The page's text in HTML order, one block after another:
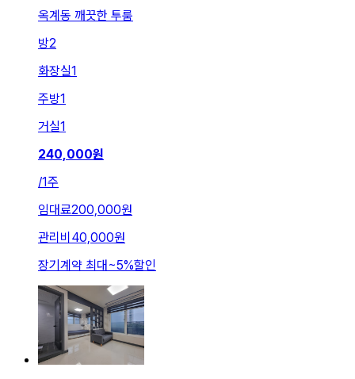
옥계동 깨끗한 투룸
방2
화장실1
주방1
거실1
240,000원
/1주
임대료200,000원
관리비 40,000원
장기계약 최대 ~5%할인